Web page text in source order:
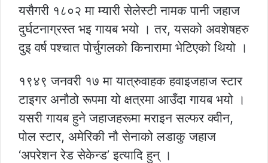
यसैगरी १८०२ मा म्यारी सेलेस्टी नामक पानी जहाज
दुर्घटनाग्रस्त भइ गायब भयो । तर, यसको अवशेषहरु
दुइ वर्ष पश्चात पोर्चुगलको किनारामा भेटिएको थियो ।
१९४९ जनवरी १७ मा यात्रुवाहक हवाइजहाज स्टार
टाइगर अनौठो रूपमा यो क्षत्रमा आउँदा गायब भयो ।
यसरी गायब हुने जहाजहरूमा मराइन सल्फर क्वीन,
पोल स्टार, अमेरिकी नौ सेनाको लडाकु जहाज
‘अपरेशन रेड सेकेन्ड’ इत्यादि हुन् ।